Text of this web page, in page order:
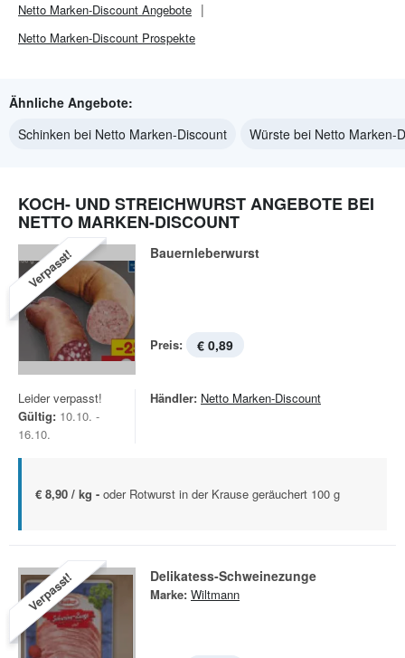
Netto Marken-Discount Angebote
Netto Marken-Discount Prospekte
Ähnliche Angebote:
Schinken bei Netto Marken-Discount
Würste bei Netto Marken-
KOCH- UND STREICHWURST ANGEBOTE BEI
NETTO MARKEN-DISCOUNT
Verpasst! Bauernleberwurst
Preis: € 0,89
Leider verpasst!
Gültig: 10.10. -
16.10.
Händler: Netto Marken-Discount
€ 8,90 / kg - oder Rotwurst in der Krause geräuchert 100 g
Verpasst! Delikatess-Schweinezunge
Marke: Wiltmann